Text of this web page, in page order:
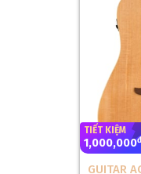
TIẾT KIỆM
1,000,000đ
GUITAR